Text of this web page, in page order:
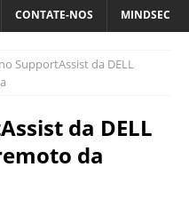
CONTATE-NOS MINDSEC
SupportAssist da DELL
da DELL
da